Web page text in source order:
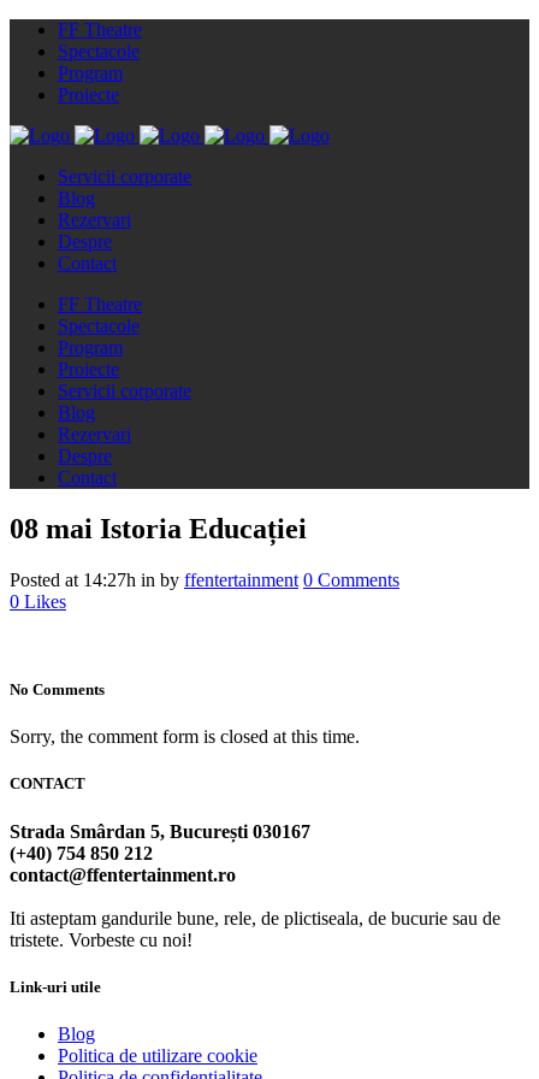
FF Theatre
Spectacole
Program
Proiecte
Servicii corporate
Blog
Rezervari
Despre
Contact
FF Theatre
Spectacole
Program
Proiecte
Servicii corporate
Blog
Rezervari
Despre
Contact
08 mai Istoria Educației
Posted at 14:27h in by ffentertainment 0 Comments
0 Likes
No Comments
Sorry, the comment form is closed at this time.
CONTACT
Strada Smârdan 5, București 030167
(+40) 754 850 212
contact@ffentertainment.ro
Iti asteptam gandurile bune, rele, de plictiseala, de bucurie sau de
tristete. Vorbeste cu noi!
Link-uri utile
Blog
Politica de utilizare cookie